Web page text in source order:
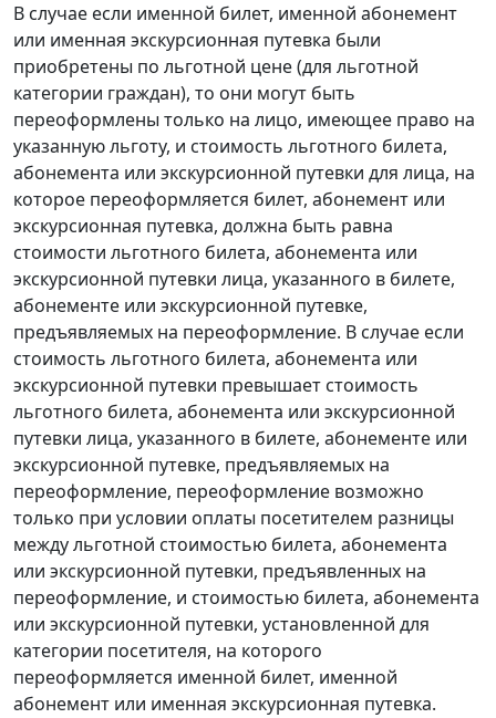
В случае если именной билет, именной абонемент
или именная экскурсионная путевка были
приобретены по льготной цене (для льготной
категории граждан), то они могут быть
переоформлены только на лицо, имеющее право на
указанную льготу, и стоимость льготного билета,
абонемента или экскурсионной путевки для лица, на
которое переоформляется билет, абонемент или
экскурсионная путевка, должна быть равна
стоимости льготного билета, абонемента или
экскурсионной путевки лица, указанного в билете,
абонементе или экскурсионной путевке,
предъявляемых на переоформление. В случае если
стоимость льготного билета, абонемента или
экскурсионной путевки превышает стоимость
льготного билета, абонемента или экскурсионной
путевки лица, указанного в билете, абонементе или
экскурсионной путевке, предъявляемых на
переоформление, переоформление возможно
только при условии оплаты посетителем разницы
между льготной стоимостью билета, абонемента
или экскурсионной путевки, предъявленных на
переоформление, и стоимостью билета, абонемента
или экскурсионной путевки, установленной для
категории посетителя, на которого
переоформляется именной билет, именной
абонемент или именная экскурсионная путевка.